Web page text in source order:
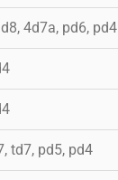
4d7a, pd6, pd4
td7, pd5, pd4